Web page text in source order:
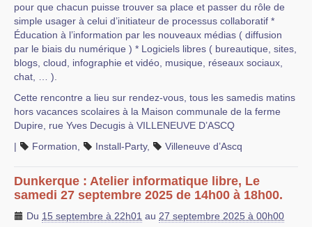
pour que chacun puisse trouver sa place et passer du rôle de
simple usager à celui d’initiateur de processus collaboratif *
Éducation à l’information par les nouveaux médias ( diffusion
par le biais du numérique ) * Logiciels libres ( bureautique, sites,
blogs, cloud, infographie et vidéo, musique, réseaux sociaux,
chat, … ).
Cette rencontre a lieu sur rendez-vous, tous les samedis matins
hors vacances scolaires à la Maison communale de la ferme
Dupire, rue Yves Decugis à VILLENEUVE D’ASCQ
|
Formation Install-Party, Villeneuve d’Ascq
Dunkerque : Atelier informatique libre, Le
samedi 27 septembre 2025 de 14h00 à 18h00.
Du 15 septembre à 22h01 au 27 septembre 2025 à 00h00